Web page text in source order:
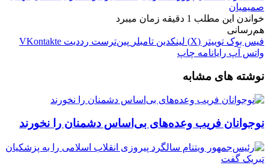
صمیمیان
خواندن این مطلب 1 دقیقه زمان میبرد
هم‌رسانی
فیس بوک توییتر (X) لینکدین ‫تامبلر ‫پین‌ترست ‫رددیت ‫VKontakte
واتس آپ رایانامه چاپ
نوشته های مشابه
نوجوانان فریب وعده‌های بی‌اساس دشمنان را نخورند